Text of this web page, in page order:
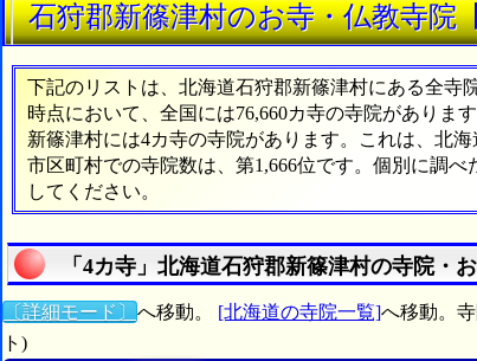
石狩郡新篠津村のお寺・仏教寺院
下記のリストは、北海道石狩郡新篠津村にある全寺
時点において、全国には76,660カ寺の寺院がありま
新篠津村には4カ寺の寺院があります。これは、北
市区町村での寺院数は、第1,666位です。個別に調
してください。
「4カ寺」北海道石狩郡新篠津村の寺院・
〔詳細モード〕 へ移動。 [北海道の寺院一覧]へ移動。
ト)